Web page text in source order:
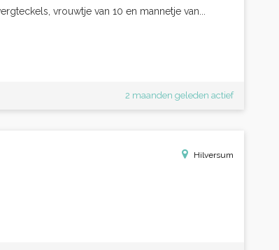
vrouwtje van 10 en mannetje van...
2 maanden geleden actief
Hilversum